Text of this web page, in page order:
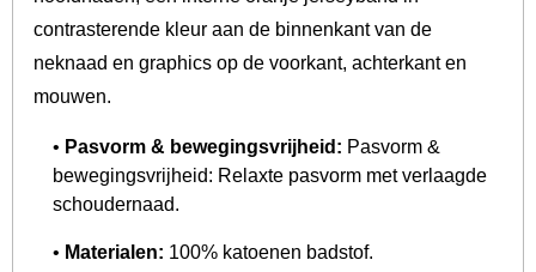
contrasterende kleur aan de binnenkant van de
neknaad en graphics op de voorkant, achterkant en
mouwen.
• Pasvorm & bewegingsvrijheid: Pasvorm &
bewegingsvrijheid: Relaxte pasvorm met verlaagde
schoudernaad.
• Materialen: 100% katoenen badstof.